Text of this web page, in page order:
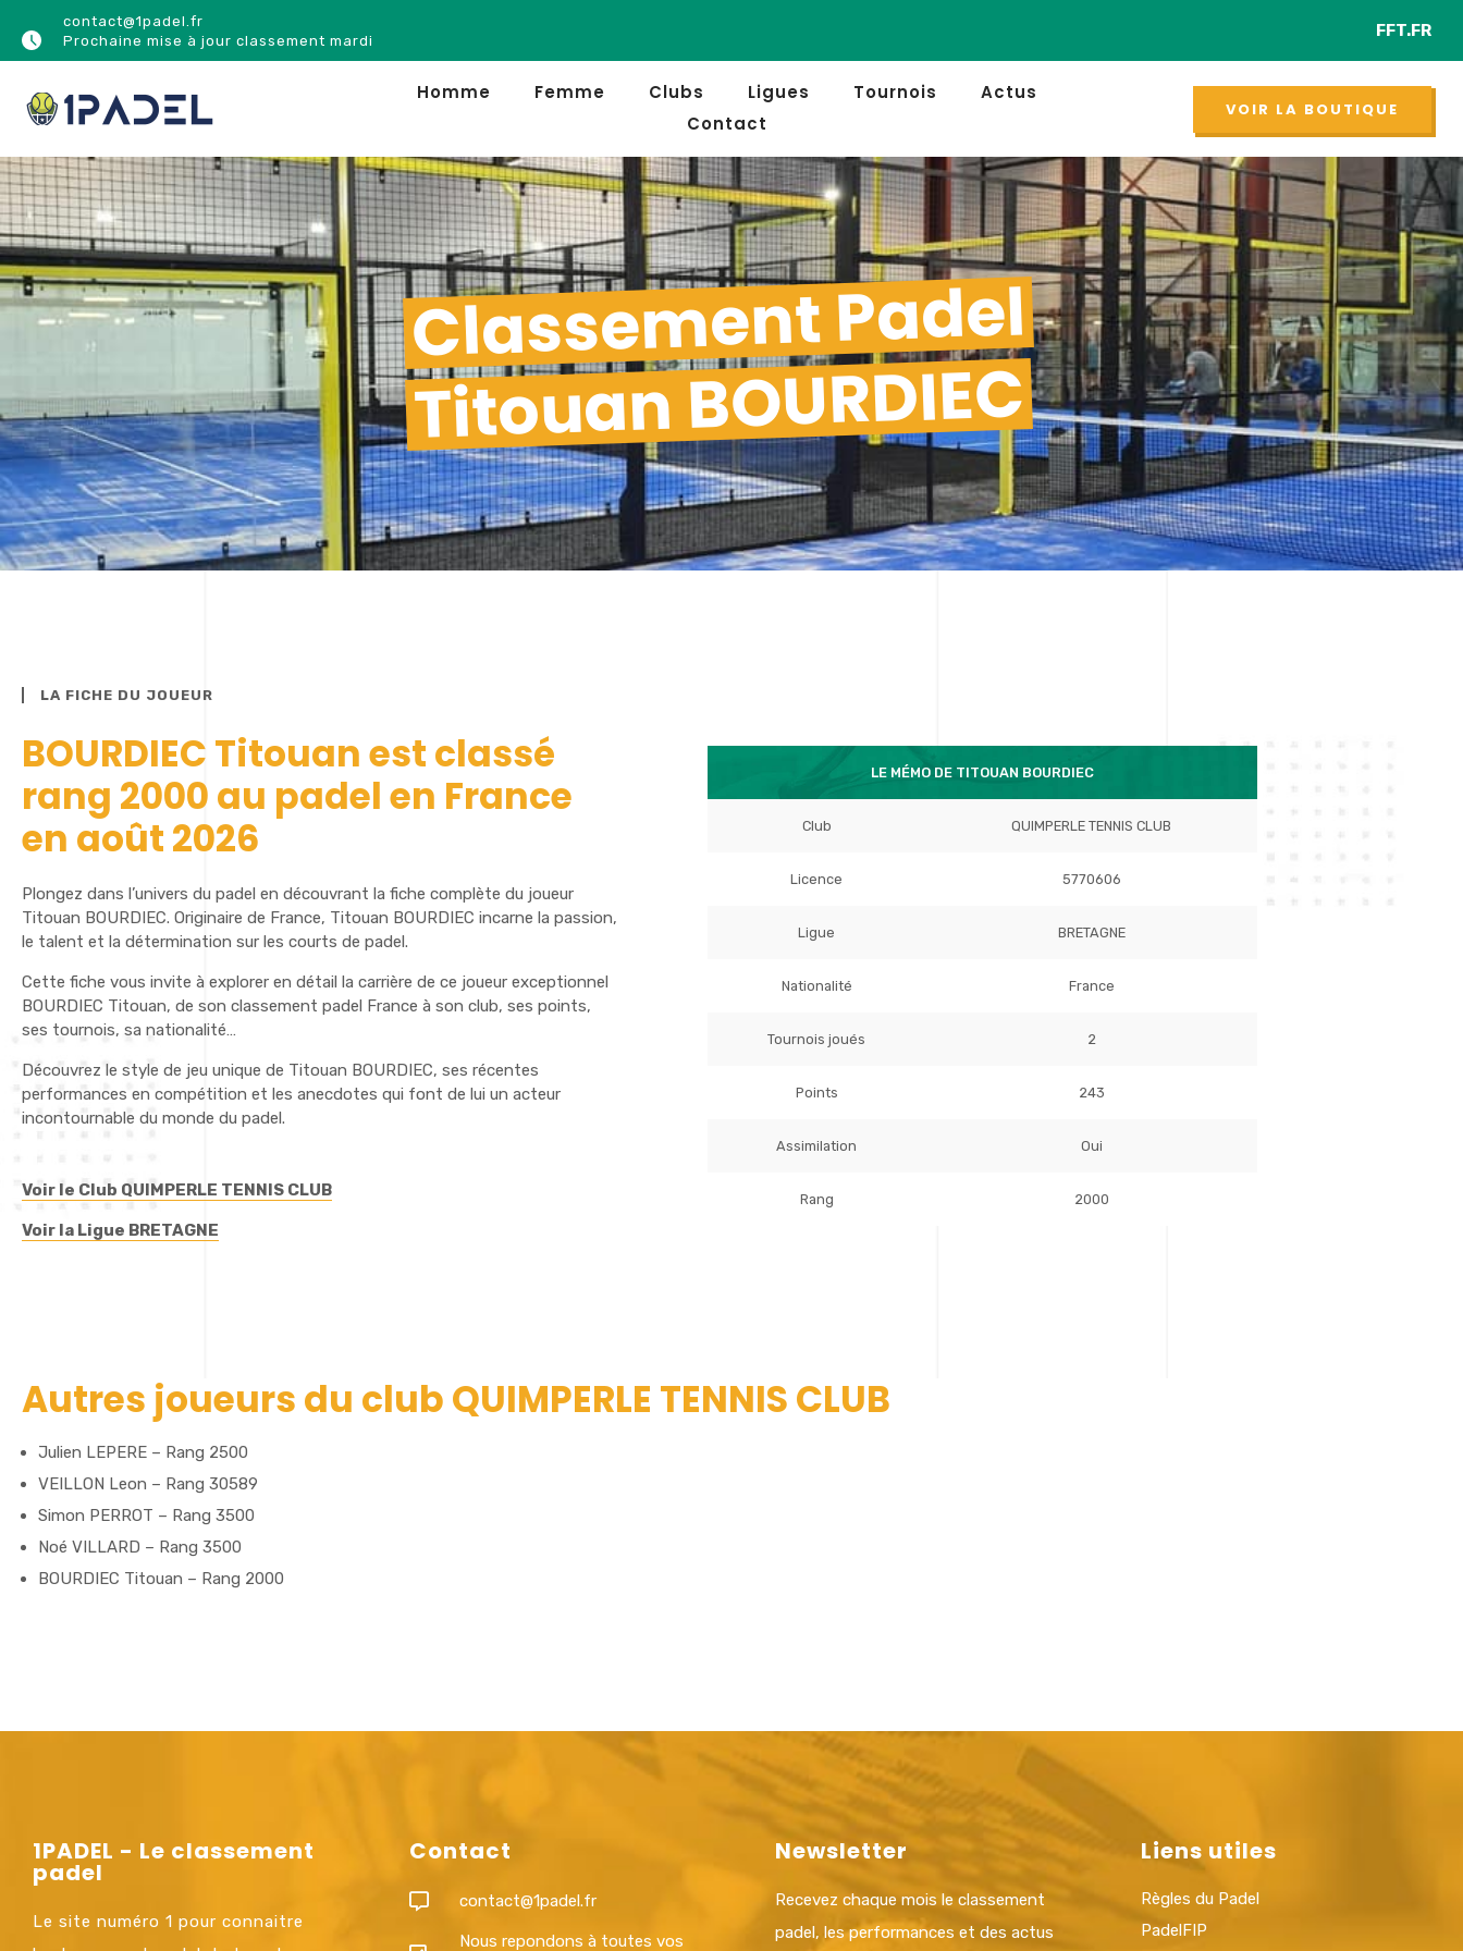
contact@1padel.fr
Prochaine mise à jour classement mardi
NOUVEAUFFT.FR
Homme Femme Clubs Ligues Tournois
Actus
Contact
VOIR LA BOUTIQUE
Classement Padel
Titouan BOURDIEC
LA FICHE DU JOUEUR
BOURDIEC Titouan est classé
rang 2000 au padel en France
en août 2026
Plongez dans l’univers du padel en découvrant la fiche complète du joueur
Titouan BOURDIEC. Originaire de France, Titouan BOURDIEC incarne la passion,
le talent et la détermination sur les courts de padel.
Cette fiche vous invite à explorer en détail la carrière de ce joueur exceptionnel
BOURDIEC Titouan, de son classement padel France à son club, ses points,
ses tournois, sa nationalité…
Découvrez le style de jeu unique de Titouan BOURDIEC, ses récentes
performances en compétition et les anecdotes qui font de lui un acteur
incontournable du monde du padel.
Voir le Club QUIMPERLE TENNIS CLUB
Voir la Ligue BRETAGNE
LE MÉMO DE TITOUAN BOURDIEC
Club QUIMPERLE TENNIS CLUB
Licence 5770606
Ligue BRETAGNE
Nationalité France
Tournois joués 2
Points 243
Assimilation Oui
Rang 2000
Autres joueurs du club QUIMPERLE TENNIS CLUB
Julien LEPERE – Rang 2500
VEILLON Leon – Rang 30589
Simon PERROT – Rang 3500
Noé VILLARD – Rang 3500
BOURDIEC Titouan – Rang 2000
1PADEL - Le classement
padel
Le site numéro 1 pour connaitre
Contact
contact@1padel.fr
Nous repondons à toutes vos
Newsletter
Recevez chaque mois le classement
padel, les performances et des actus
Liens utiles
Règles du Padel
PadelFIP